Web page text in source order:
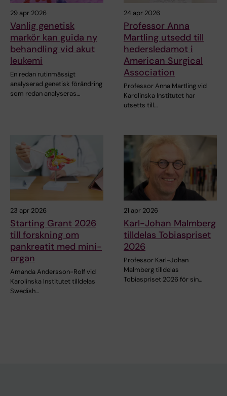
29 apr 2026
Vanlig genetisk
markör kan guida ny
behandling vid akut
leukemi
En redan rutinmässigt
analyserad genetisk förändring
som redan analyseras…
24 apr 2026
Professor Anna
Martling utsedd till
hedersledamot i
American Surgical
Association
Professor Anna Martling vid
Karolinska Institutet har
utsetts till…
23 apr 2026
Starting Grant 2026
till forskning om
pankreatit med mini-
organ
Amanda Andersson-Rolf vid
Karolinska Institutet tilldelas
Swedish…
21 apr 2026
Karl-Johan Malmberg
tilldelas Tobiaspriset
2026
Professor Karl-Johan
Malmberg tilldelas
Tobiaspriset 2026 för sin…